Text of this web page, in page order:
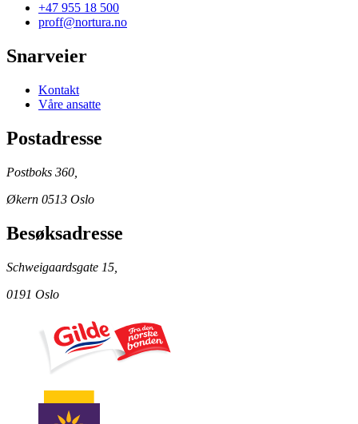
+47 955 18 500
proff@nortura.no
Snarveier
Kontakt
Våre ansatte
Postadresse
Postboks 360,
Økern 0513 Oslo
Besøksadresse
Schweigaardsgate 15,
0191 Oslo